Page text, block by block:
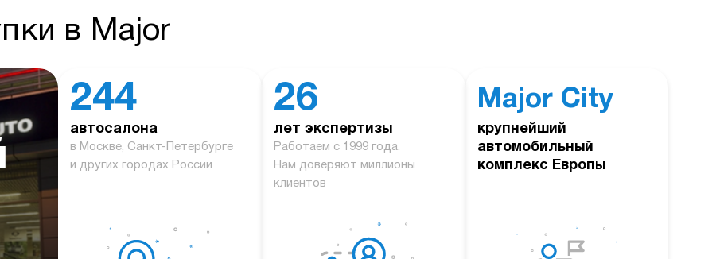
в Major
244
автосалона
в Москве, Санкт-Петербурге
и других городах России
26
лет экспертизы
Работаем с 1999 года.
Нам доверяют миллионы
клиентов
Major City
крупнейший
автомобильный
комплекс Европы